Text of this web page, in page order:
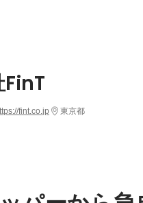
FinT
fint.co.jp 東京都